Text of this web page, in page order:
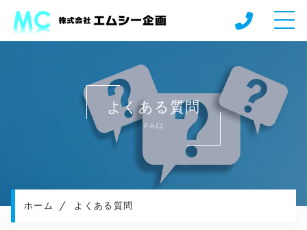
ホーム
当社について
事業内容
施工実績
施工の流れ
よくある質問
よくある質問
FAQ
ホーム よくある質問